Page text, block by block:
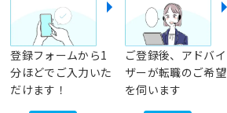
登録フォームから1
分ほどでご入力いた
だけます！
ご登録後、アドバイ
ザーが転職のご希望
を伺います